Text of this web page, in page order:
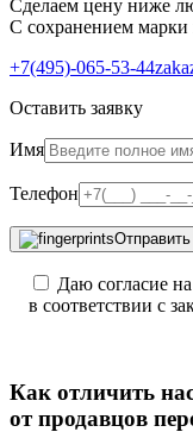
Сделаем цену ниже
С сохранением марки
+7(495)-065-53-44
Оставить заявку
Имя
Телефон
Отправить
Даю согласие
в соответствии с
Как отличить
от продавцов